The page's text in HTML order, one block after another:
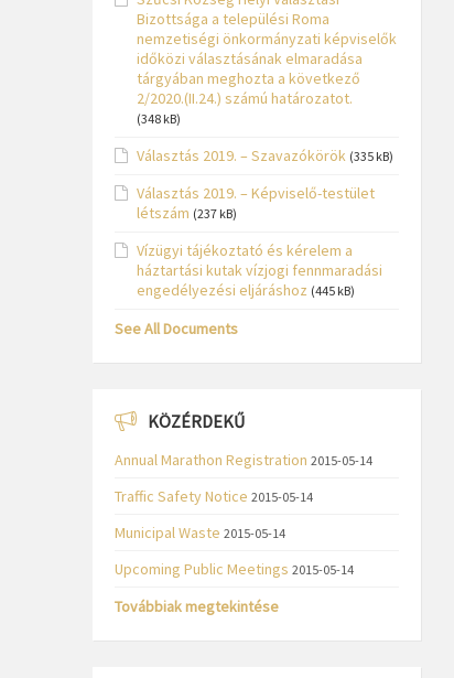
Bizottsága a települési Roma
nemzetiségi önkormányzati képviselők
időközi választásának elmaradása
tárgyában meghozta a következő
2/2020.(II.24.) számú határozatot.
(348 kB)
Választás 2019. – Szavazókörök (335 kB)
Választás 2019. – Képviselő-testület
létszám (237 kB)
Vízügyi tájékoztató és kérelem a
háztartási kutak vízjogi fennmaradási
engedélyezési eljáráshoz (445 kB)
See All Documents
KÖZÉRDEKŰ
Annual Marathon Registration 2015-05-14
Traffic Safety Notice 2015-05-14
Municipal Waste 2015-05-14
Upcoming Public Meetings 2015-05-14
Továbbiak megtekintése